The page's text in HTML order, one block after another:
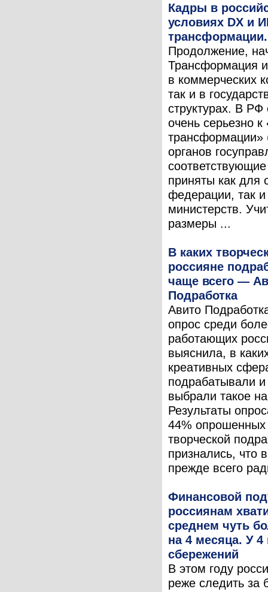
Кадры в
условиях DX и
Продолжение,
Трансформация
в коммерческих
так и в
структурах. В РФ
очень серьезно
трансформации»
органов
приняты как для
федерации, так
министерств.
размеры ...
В каких
россияне
чаще всего —
Подработка
Авито
опрос среди
работающих
выяснила, в
креативных
подрабатывали
выбрали такое
Результаты
44%
творческой
признались, что
прежде всего
Финансовой
россиянам
среднем чуть
на 4 месяца. У 4
сбережений
В этом году
реже следить за